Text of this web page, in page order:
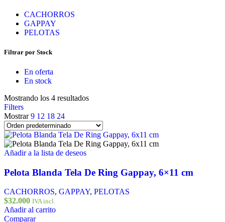
CACHORROS
GAPPAY
PELOTAS
Filtrar por Stock
En oferta
En stock
Mostrando los 4 resultados
Filters
Mostrar9 12 18 24
Añadir a la lista de deseos
Pelota Blanda Tela De Ring Gappay, 6×11 cm
CACHORROS, GAPPAY, PELOTAS
$32.000 IVA incl.
Añadir al carrito
Comparar